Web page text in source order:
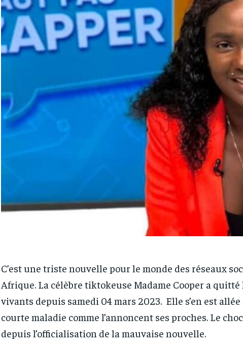
C’est une triste nouvelle pour le monde des réseaux
Afrique. La célèbre tiktokeuse Madame Cooper a quitté
vivants depuis samedi 04 mars 2023. Elle s’en est
courte maladie comme l’annoncent ses proches. Le
depuis l’officialisation de la mauvaise nouvelle.